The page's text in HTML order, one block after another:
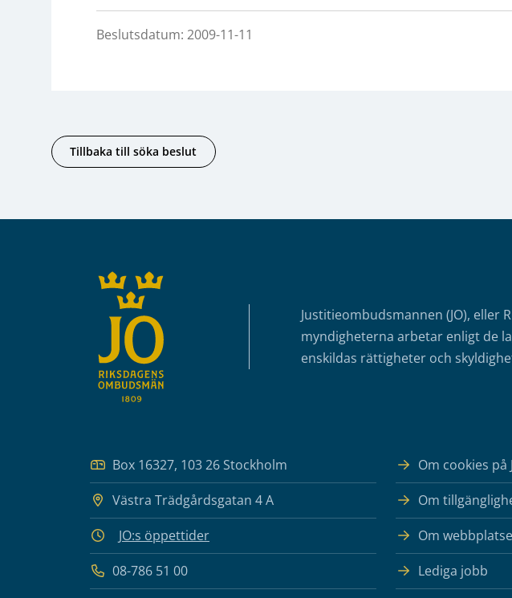
Beslutsdatum: 2009-11-11
Tillbaka till söka beslut
Justitieombudsmannen (JO),
myndigheterna arbetar enligt de
enskildas rättigheter och
Box 16327, 103 26 Stockholm
Västra Trädgårdsgatan 4 A
JO:s öppettider
08-786 51 00
Om cookies på
Om
Om
Lediga jobb